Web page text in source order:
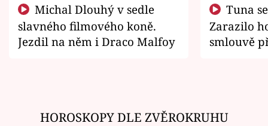
slavného filmového koně.
Jezdil na něm i Draco Malfoy
Zarazilo
smlouvě
HOROSKOPY DLE ZVĚROKRUHU